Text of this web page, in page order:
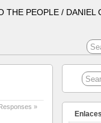
PEOPLE / DANIEL
»
Enlaces